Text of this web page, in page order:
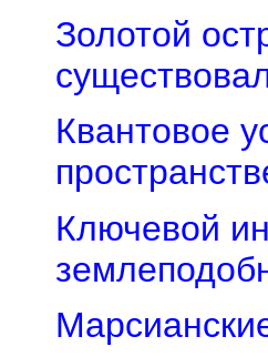
Золотой
Квантовое
Ключевой